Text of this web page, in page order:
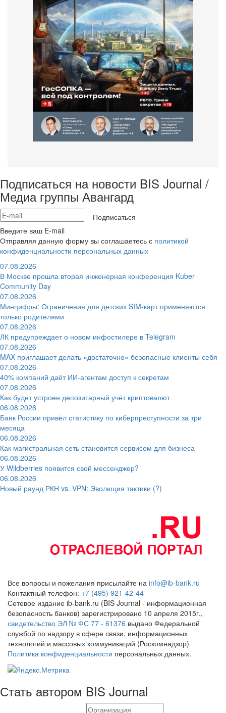
Подписаться на новости BIS Journal /
Медиа группы Авангард
Подписаться
Введите ваш E-mail
Отправляя данную форму вы соглашаетесь с политикой
конфиденциальности персональных данных
07.08.2026
В Москве прошла вторая инженерная конференция Kuber
Community Day
07.08.2026
Минцифры: Ограничения для детских SIM-карт применяются
только родителями
07.08.2026
ЛК предупреждает о новом инфостилере в Telegram
07.08.2026
MAX приглашает делать «достаточно» безопасные клиенты себя
07.08.2026
40% компаний даёт ИИ‑агентам доступ к секретам
07.08.2026
Как будет устроен депозитарный учёт криптовалют
06.08.2026
Банк России привёл статистику по киберпреступности за три
месяца
06.08.2026
Как магистральная сеть становится сервисом для бизнеса
06.08.2026
У Wildberries появится свой мессенджер?
06.08.2026
Новый раунд РКН vs. VPN: Эволюция тактики (?)
Все вопросы и пожелания присылайте на info@ib-bank.ru
Контактный телефон: +7 (495) 921-42-44
Сетевое издание ib-bank.ru (BIS Journal - информационная
безопасность банков) зарегистрировано 10 апреля 2015г.,
свидетельство ЭЛ № ФС 77 - 61376 выдано Федеральной
службой по надзору в сфере связи, информационных
технологий и массовых коммуникаций (Роскомнадзор)
Политика конфиденциальности персональных данных.
Стать автором BIS Journal